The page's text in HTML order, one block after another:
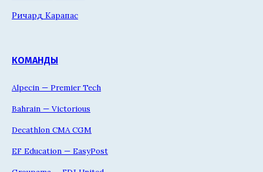
Ричард Карапас
КОМАНДЫ
Alpecin — Premier Tech
Bahrain — Victorious
Decathlon CMA CGM
EF Education — EasyPost